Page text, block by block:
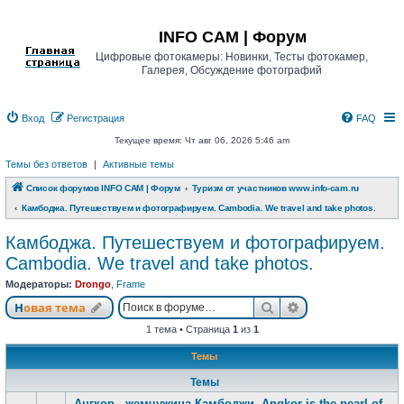
INFO CAM | Форум
Цифровые фотокамеры: Новинки, Тесты фотокамер,
Галерея, Обсуждение фотографий
Вход Регистрация FAQ
Текущее время: Чт авг 06, 2026 5:46 am
Темы без ответов | Активные темы
Список форумов INFO CAM | Форум
Туризм от участников www.info-cam.ru
Камбоджа. Путешествуем и фотографируем. Cambodia. We travel and take photos.
Камбоджа. Путешествуем и фотографируем.
Cambodia. We travel and take photos.
Модераторы: Drongo Frame
Новая тема
Новая тема ПоискРасширенный
1 тема • Страница 1 из 1
Темы
Темы